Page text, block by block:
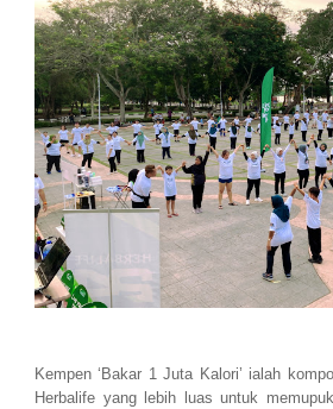
Kempen ‘Bakar 1 Juta Kalori’ ialah
Herbalife yang lebih luas untuk